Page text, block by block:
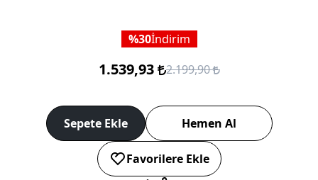
30İndirim
1.539,93 2.199,90
Sepete Ekle Hemen Al
Favorilere Ekle